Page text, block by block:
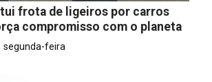
frota de ligeiros por carros
compromisso com o planeta
segunda-feira